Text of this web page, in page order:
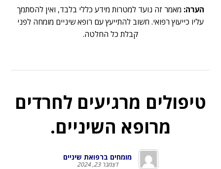
הערה: מאמר זה נועד למטרות מידע כללי בלבד, ואין להסתמך
עליו כייעוץ רפואי. חשוב להתייעץ עם רופא שיניים מומחה לפני
קבלת כל החלטה.
טיפולים מרגיעים לחרדים
מרופא השיניים.
מומחים ברפואת שיניים
דצמבר 23, 2024